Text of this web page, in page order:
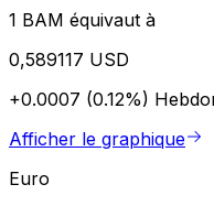
1 BAM équivaut à
0,589117 USD
+0.0007 (0.12%)
Afficher le graphique
Euro